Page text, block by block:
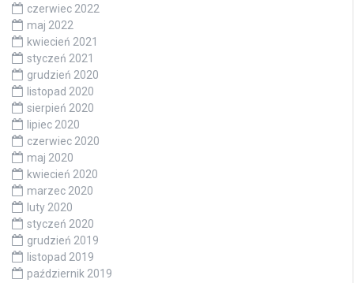
czerwiec 2022
maj 2022
kwiecień 2021
styczeń 2021
grudzień 2020
listopad 2020
sierpień 2020
lipiec 2020
czerwiec 2020
maj 2020
kwiecień 2020
marzec 2020
luty 2020
styczeń 2020
grudzień 2019
listopad 2019
październik 2019